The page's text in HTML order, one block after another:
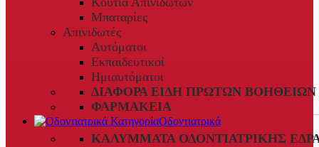
Μπαταρίες
Απινιδωτές
Αυτόματοι
Εκπαιδευτικοί
Ημιαυτόματοι
ΔΙΆΦΟΡΑ ΕΊΔΗ ΠΡΏΤΩΝ ΒΟΗΘΕΙΏΝ
ΦΑΡΜΑΚΕΊΑ
Οδοντιατρικά
ΚΑΛΎΜΜΑΤΑ ΟΔΟΝΤΙΑΤΡΙΚΉΣ